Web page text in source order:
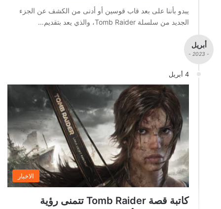
يبدو بأننا على بعد قاب قوسين أو أدنى من الكشف عن الجزء
الجديد من سلسلة Tomb Raider، والذي يعد بتقديم…
أبريل
- 2023 -
4 أبريل
الاخبار
كاتبة قصة Tomb Raider تتمنى رؤية